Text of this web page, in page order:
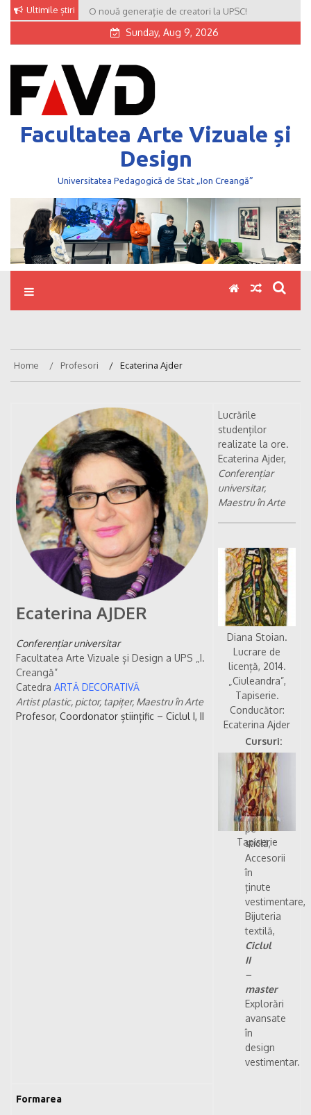
Skip
Ultimile știri O nouă generație de creatori la UPSC!
Sunday, Aug 9, 2026
Facultatea Arte Vizuale și
Design
Universitatea Pedagogică de Stat „Ion Creangă”
Home Profesori Ecaterina Ajder
Ecaterina AJDER
Conferențiar universitar
Facultatea Arte Vizuale și Design a UPS „I.
Creangă”
Catedra ARTĂ DECORATIVĂ
Artist plastic, pictor, tapițer, Maestru în Arte
Profesor, Coordonator științific – Ciclul I, II
Cursuri:
Ciclul
I
–
licență
Pictura
pe
sticlă,
Accesorii
în
ținute
vestimentare,
Bijuteria
textilă,
Ciclul
II
–
master
Explorări
avansate
în
design
vestimentar.
Lucrările
studenților
realizate la ore.
Ecaterina Ajder,
Conferențiar
universitar,
Maestru în Arte
Diana Stoian.
Lucrare de
licență, 2014.
„Ciuleandra”,
Tapiserie.
Conducător:
Ecaterina Ajder
Tapiserie
Formarea